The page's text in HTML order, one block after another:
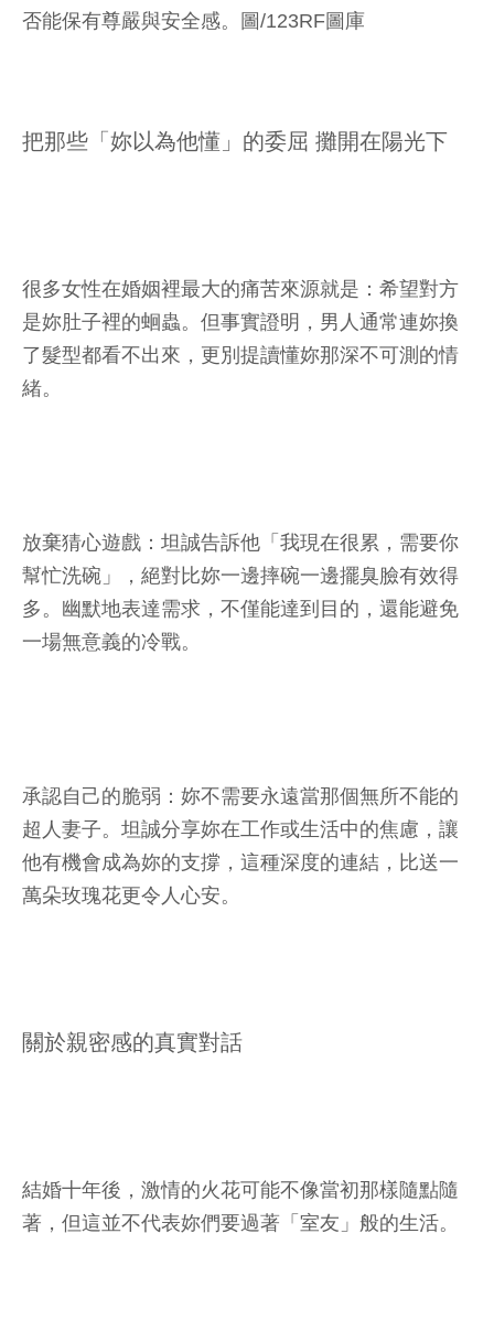
否能保有尊嚴與安全感。圖/123RF圖庫
把那些「妳以為他懂」的委屈 攤開在陽光下
很多女性在婚姻裡最大的痛苦來源就是：希望對方
是妳肚子裡的蛔蟲。但事實證明，男人通常連妳換
了髮型都看不出來，更別提讀懂妳那深不可測的情
緒。
放棄猜心遊戲：坦誠告訴他「我現在很累，需要你
幫忙洗碗」，絕對比妳一邊摔碗一邊擺臭臉有效得
多。幽默地表達需求，不僅能達到目的，還能避免
一場無意義的冷戰。
承認自己的脆弱：妳不需要永遠當那個無所不能的
超人妻子。坦誠分享妳在工作或生活中的焦慮，讓
他有機會成為妳的支撐，這種深度的連結，比送一
萬朵玫瑰花更令人心安。
關於親密感的真實對話
結婚十年後，激情的火花可能不像當初那樣隨點隨
著，但這並不代表妳們要過著「室友」般的生活。